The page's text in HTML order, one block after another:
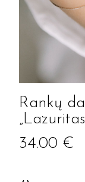
Rankų
34.00 €